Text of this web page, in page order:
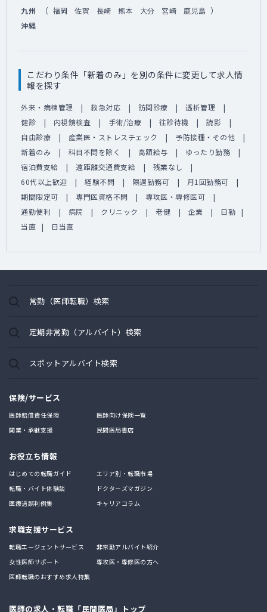
九州 （ 福岡 佐賀 長崎 熊本 大分 宮崎 鹿児島 ）
沖縄
こだわり条件「新着のみ」を別の条件に変更して求人情
報を探す
外来・病棟管理 救急対応 訪問診療
透析管理
健診
内視鏡検査 手術/治療 往診待機
読影
自由診療
産業医・ストレスチェック
予防接種・その他
新着のみ
科目不問を除く 高額給与
ゆったり勤務
宿泊費支給
遠距離交通費支給
残業なし
60代以上歓迎
経験不問 隔週勤務可
月1回勤務可
期間限定可
専門医資格不問
専攻医・専修医可
通勤便利
病院 クリニック 老健 企業
日勤
当直
日当直
常勤（医師転職）検索
定期非常勤（アルバイト）検索
スポットアルバイト検索
保険/サービス
医師賠償責任保険
医師向け保険一覧
開業・承継支援
民間医局書店
お役立ち情報
はじめての転職ガイド
エリア別・転職市場
転職・バイト体験談
ドクターズマガジン
医療過誤判例集
キャリアコラム
求職支援サービス
転職エージェントサービス
非常勤アルバイト紹介
女性医師サポート
専攻医・専修医の方へ
医師転職のおすすめ求人特集
医師の求人・転職「民間医局」トップ